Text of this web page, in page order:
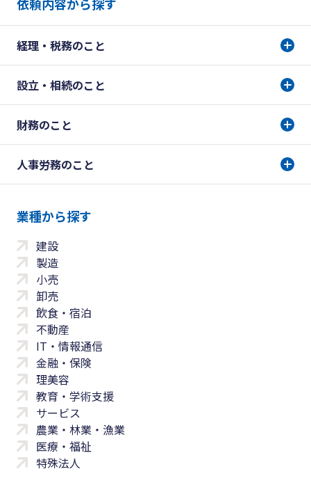
経理・税務のこと
設立・相続のこと
財務のこと
人事労務のこと
業種から探す
建設
製造
小売
卸売
飲食・宿泊
不動産
IT・情報通信
金融・保険
理美容
教育・学術支援
サービス
農業・林業・漁業
医療・福祉
特殊法人